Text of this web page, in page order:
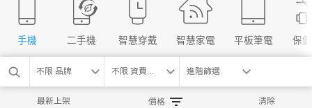
我的帳號
手機 二手機 智慧穿戴 智慧家電 平板筆電 保
不限 品牌 進階篩選
最新上架 價格 清除